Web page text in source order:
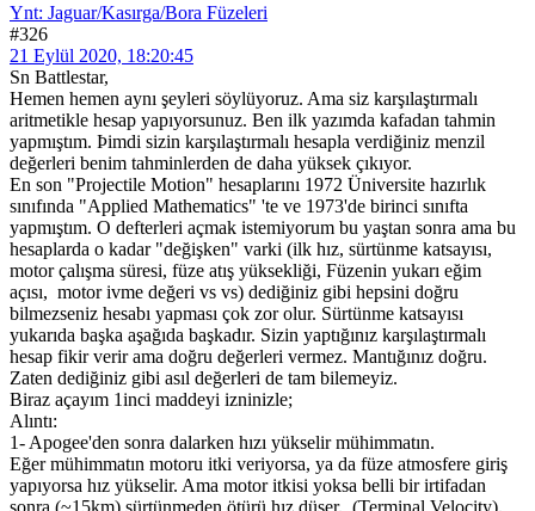
Ynt: Jaguar/Kasırga/Bora Füzeleri
#326
21 Eylül 2020, 18:20:45
Sn Battlestar,
Hemen hemen aynı şeyleri söylüyoruz. Ama siz karşılaştırmalı
aritmetikle hesap yapıyorsunuz. Ben ilk yazımda kafadan tahmin
yapmıştım. Þimdi sizin karşılaştırmalı hesapla verdiğiniz menzil
değerleri benim tahminlerden de daha yüksek çıkıyor.
En son "Projectile Motion" hesaplarını 1972 Üniversite hazırlık
sınıfında "Applied Mathematics" 'te ve 1973'de birinci sınıfta
yapmıştım. O defterleri açmak istemiyorum bu yaştan sonra ama bu
hesaplarda o kadar "değişken" varki (ilk hız, sürtünme katsayısı,
motor çalışma süresi, füze atış yüksekliği, Füzenin yukarı eğim
açısı, motor ivme değeri vs vs) dediğiniz gibi hepsini doğru
bilmezseniz hesabı yapması çok zor olur. Sürtünme katsayısı
yukarıda başka aşağıda başkadır. Sizin yaptığınız karşılaştırmalı
hesap fikir verir ama doğru değerleri vermez. Mantığınız doğru.
Zaten dediğiniz gibi asıl değerleri de tam bilemeyiz.
Biraz açayım 1inci maddeyi izninizle;
Alıntı:
1- Apogee'den sonra dalarken hızı yükselir mühimmatın.
Eğer mühimmatın motoru itki veriyorsa, ya da füze atmosfere giriş
yapıyorsa hız yükselir. Ama motor itkisi yoksa belli bir irtifadan
sonra (~15km) sürtünmeden ötürü hız düşer. (Terminal Velocity).